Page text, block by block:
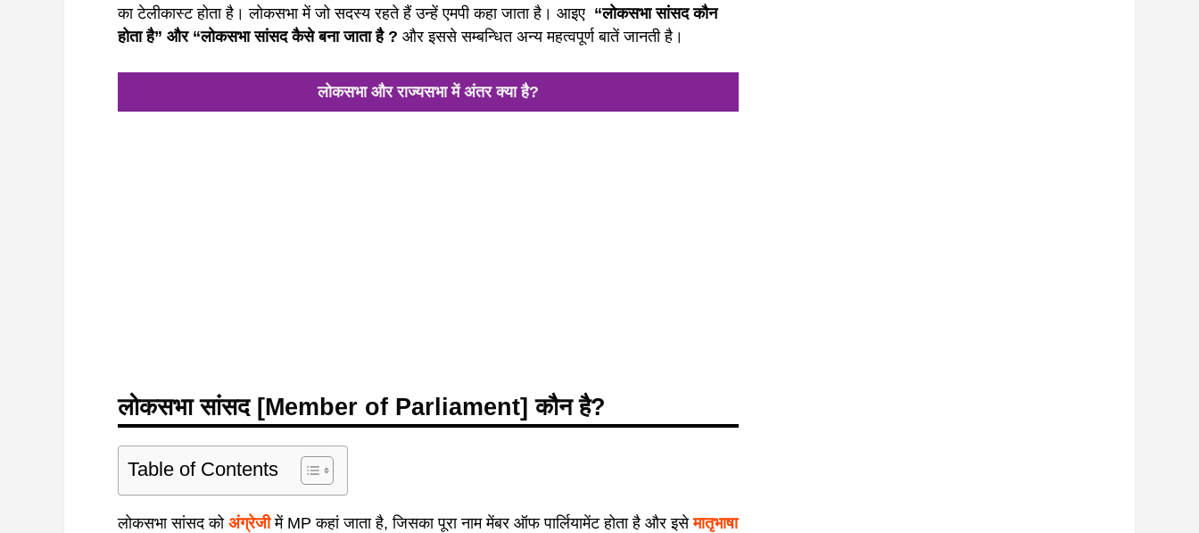
का टेलीकास्ट होता है। लोकसभा में जो सदस्य रहते हैं उन्हें एमपी कहा जाता है। आइए “लोकसभा सांसद कौन
होता है” और “लोकसभा सांसद कैसे बना जाता है ? और इससे सम्बन्धित अन्य महत्वपूर्ण बातें जानती है।
लोकसभा और राज्यसभा में अंतर क्या है?
लोकसभा सांसद [Member of Parliament] कौन है?
Table of Contents
लोकसभा सांसद को अंग्रेजीमें MP कहां जाता है, जिसका पूरा नाम मेंबर ऑफ पार्लियामेंट होता है और इसेमातृभाषा